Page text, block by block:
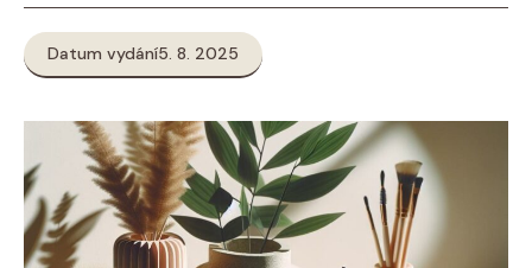
Datum vydání5. 8. 2025